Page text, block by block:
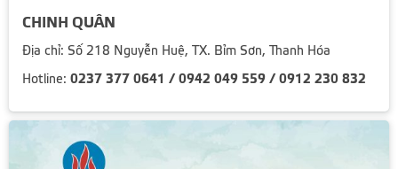
CHINH QUÂN
Địa chỉ: Số 218 Nguyễn Huệ, TX. Bỉm Sơn, Thanh Hóa
Hotline: 0237 377 0641 / 0942 049 559 / 0912 230 832